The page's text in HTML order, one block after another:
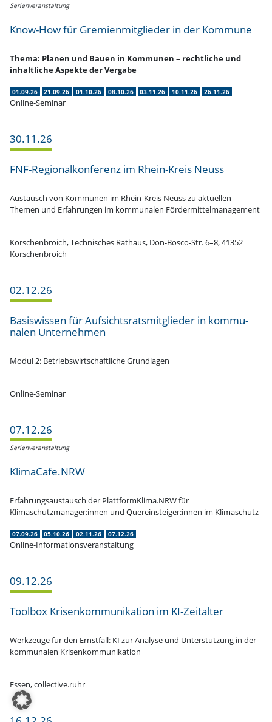
Serien­ver­an­staltung
Know-How für Gremi­en­mit­glieder in der Kommune
Thema: Planen und Bauen in Kommunen – recht­liche und
inhalt­liche Aspekte der Vergabe
01.09.26 21.09.26 01.10.26 08.10.26 03.11.26 10.11.26 26.11.26
Online-Seminar
30.11.26
FNF-Regio­nal­­kon­­­ferenz im Rhein-Kreis Neuss
Austausch von Kommunen im Rhein-Kreis Neuss zu aktuellen
Themen und Erfah­rungen im kommu­nalen Fördermittelmanagement
Korschen­broich, Techni­sches Rathaus, Don-Bosco-Str. 6–8, 41352
Korschenbroich
02.12.26
Basis­wissen für Aufsichts­rats­mit­glieder in kommu­
nalen Unternehmen
Modul 2: Betriebs­wirt­schaft­liche Grundlagen
Online-Seminar
07.12.26
Serien­ver­an­staltung
KlimaCafe.NRW
Erfah­rungs­aus­tausch der PlattformKlima.NRW für
Klimaschutzmanager:innen und Quereinsteiger:innen im Klimaschutz
07.09.26 05.10.26 02.11.26 07.12.26
Online-Informationsveranstaltung
09.12.26
Toolbox Krisen­kom­mu­ni­kation im KI-Zeitalter
Werkzeuge für den Ernstfall: KI zur Analyse und Unter­stützung in der
kommu­nalen Krisenkommunikation
Essen, collective.ruhr